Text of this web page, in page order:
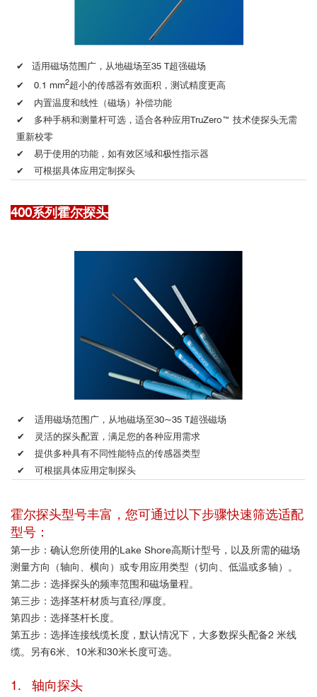
✔ 适用磁场范围广，从地磁场至35 T超强磁场
✔ 0.1 mm2超小的传感器有效面积，测试精度更高
✔ 内置温度和线性（磁场）补偿功能
✔ 多种手柄和测量杆可选，适合各种应用TruZero™ 技术使探头无需
重新校零
✔ 易于使用的功能，如有效区域和极性指示器
✔ 可根据具体应用定制探头
400系列霍尔探头
✔ 适用磁场范围广，从地磁场至30~35 T超强磁场
✔ 灵活的探头配置，满足您的各种应用需求
✔ 提供多种具有不同性能特点的传感器类型
✔ 可根据具体应用定制探头
霍尔探头型号丰富，您可通过以下步骤快速筛选适配
型号：
第一步：确认您所使用的Lake Shore高斯计型号，以及所需的磁场
测量方向（轴向、横向）或专用应用类型（切向、低温或多轴）。
第二步：选择探头的频率范围和磁场量程。
第三步：选择茎杆材质与直径/厚度。
第四步：选择茎杆长度。
第五步：选择连接线缆长度，默认情况下，大多数探头配备2 米线
缆。另有6米、10米和30米长度可选。
1. 轴向探头